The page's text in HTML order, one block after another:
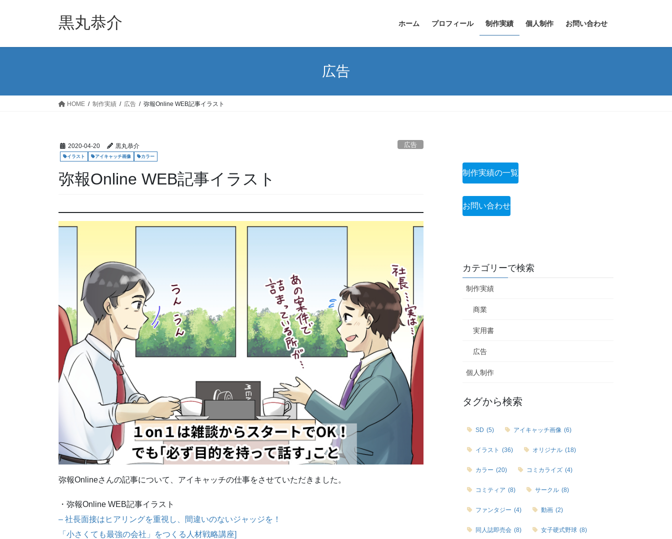
黒丸恭介 ホーム プロフィール 制作実績 個人制作 お問い合わせ
広告
HOME 制作実績 広告 弥報Online WEB記事イラスト
2020-04-20 黒丸恭介 広告
イラスト アイキャッチ画像 カラー
弥報Online WEB記事イラスト
弥報Onlineさんの記事について、アイキャッチの仕事をさせていただきました。
・弥報Online WEB記事イラスト
– 社長面接はヒアリングを重視し、間違いのないジャッジを！
「小さくても最強の会社」をつくる人材戦略講座]
制作実績の一覧
お問い合わせ
カテゴリーで検索
制作実績
商業
実用書
広告
個人制作
タグから検索
SD (5) アイキャッチ画像 (6)
イラスト (36) オリジナル (18)
カラー (20) コミカライズ (4)
コミティア (8) サークル (8)
ファンタジー (4) 動画 (2)
同人誌即売会 (8) 女子硬式野球 (8)